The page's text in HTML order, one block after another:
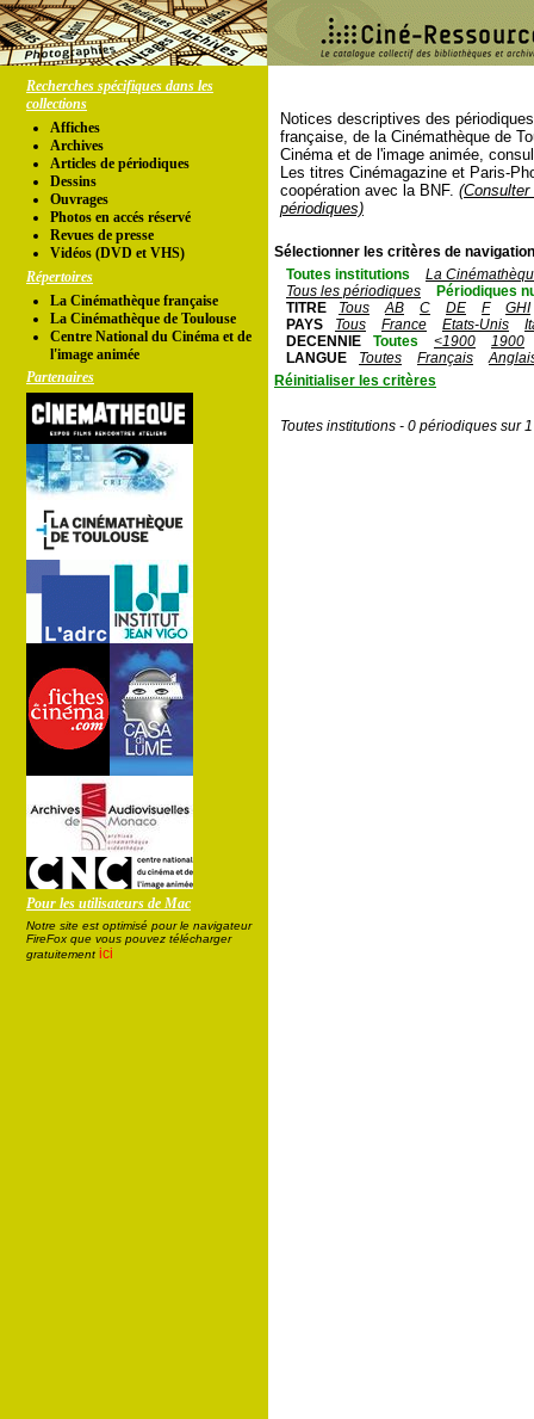
Recherches spécifiques dans les
collections
Affiches
Archives
Articles de périodiques
Dessins
Ouvrages
Photos en accés réservé
Revues de presse
Vidéos (DVD et VHS)
Répertoires
La Cinémathèque française
La Cinémathèque de Toulouse
Centre National du Cinéma et de
l'image animée
Partenaires
Pour les utilisateurs de Mac
Notre site est optimisé pour le navigateur
FireFox que vous pouvez télécharger
gratuitement ici
Notices descriptives des
française, de la Cinémathèque de
Cinéma et de l'image animée,
Les titres Cinémagazine et Paris-
coopération avec la BNF.
périodiques)
Sélectionner les critères de
Toutes institutions
La
Tous les périodiques
Périodiques
TITRE
Tous AB C DE F
GHI
PAYS
Tous France Etats-Unis
DECENNIE
Toutes <1900
1900
LANGUE
Toutes Français
Réinitialiser les critères
Toutes institutions - 0 périodiques sur